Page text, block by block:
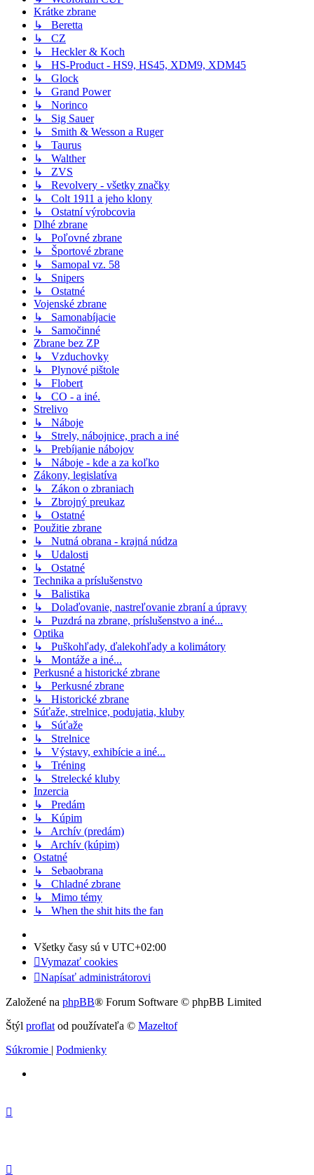
Krátke zbrane
↳ Beretta
↳ CZ
↳ Heckler & Koch
↳ HS-Product - HS9, HS45, XDM9, XDM45
↳ Glock
↳ Grand Power
↳ Norinco
↳ Sig Sauer
↳ Smith & Wesson a Ruger
↳ Taurus
↳ Walther
↳ ZVS
↳ Revolvery - všetky značky
↳ Colt 1911 a jeho klony
↳ Ostatní výrobcovia
Dlhé zbrane
↳ Poľovné zbrane
↳ Športové zbrane
↳ Samopal vz. 58
↳ Snipers
↳ Ostatné
Vojenské zbrane
↳ Samonabíjacie
↳ Samočinné
Zbrane bez ZP
↳ Vzduchovky
↳ Plynové pištole
↳ Flobert
↳ CO - a iné.
Strelivo
↳ Náboje
↳ Strely, nábojnice, prach a iné
↳ Prebíjanie nábojov
↳ Náboje - kde a za koľko
Zákony, legislatíva
↳ Zákon o zbraniach
↳ Zbrojný preukaz
↳ Ostatné
Použitie zbrane
↳ Nutná obrana - krajná núdza
↳ Udalosti
↳ Ostatné
Technika a príslušenstvo
↳ Balistika
↳ Dolaďovanie, nastreľovanie zbraní a úpravy
↳ Puzdrá na zbrane, príslušenstvo a iné...
Optika
↳ Puškohľady, ďalekohľady a kolimátory
↳ Montáže a iné...
Perkusné a historické zbrane
↳ Perkusné zbrane
↳ Historické zbrane
Súťaže, strelnice, podujatia, kluby
↳ Súťaže
↳ Strelnice
↳ Výstavy, exhibície a iné...
↳ Tréning
↳ Strelecké kluby
Inzercia
↳ Predám
↳ Kúpim
↳ Archív (predám)
↳ Archív (kúpim)
Ostatné
↳ Sebaobrana
↳ Chladné zbrane
↳ Mimo témy
↳ When the shit hits the fan
Všetky časy sú v UTC+02:00
Vymazať cookies
Napísať administrátorovi
Založené na phpBB® Forum Software © phpBB Limited
Štýl proflat od používateľa © Mazeltof
Súkromie | Podmienky